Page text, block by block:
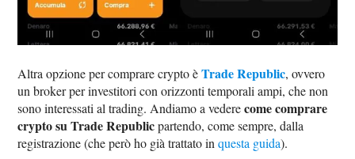
Altra opzione per comprare crypto èTrade Republic, ovvero
un broker per investitori con orizzonti temporali ampi, che non
sono interessati al trading. Andiamo a vederecome comprare
crypto su Trade Republicpartendo, come sempre, dalla
registrazione (che però ho già trattato inquesta guida).